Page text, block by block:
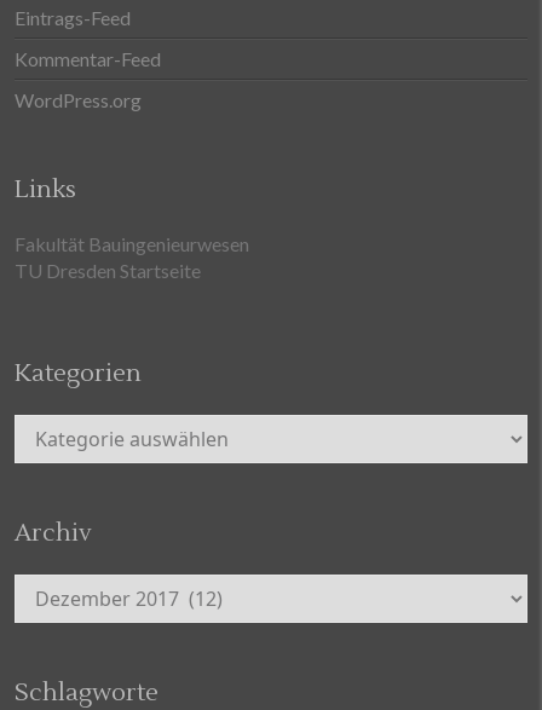
Eintrags-Feed
Kommentar-Feed
WordPress.org
Links
Fakultät Bauingenieurwesen
TU Dresden Startseite
Kategorien
Kategorien
Archiv
Archiv
Schlagworte